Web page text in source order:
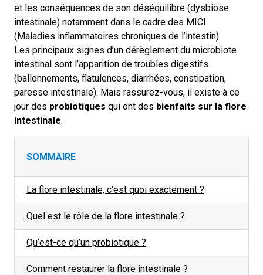
et les conséquences de son déséquilibre (dysbiose
intestinale) notamment dans le cadre des MICI
(Maladies inflammatoires chroniques de l’intestin).
Les principaux signes d’un dérèglement du microbiote
intestinal sont l’apparition de troubles digestifs
(ballonnements, flatulences, diarrhées, constipation,
paresse intestinale). Mais rassurez-vous, il existe à ce
jour des probiotiques qui ont des bienfaits sur la flore
intestinale.
SOMMAIRE
La flore intestinale, c’est quoi exactement ?
Quel est le rôle de la flore intestinale ?
Qu’est-ce qu’un probiotique ?
Comment restaurer la flore intestinale ?